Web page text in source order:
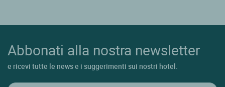
Abbonati alla nostra newsletter
e ricevi tutte le news e i suggerimenti sui nostri hotel.